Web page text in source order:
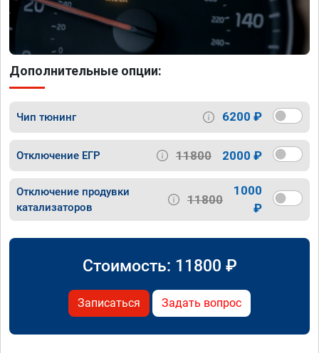
Дополнительные опции:
Чип тюнинг 6200 ₽
Отключение ЕГР 11800 2000 ₽
Отключение продувки
катализаторов
11800
1000
₽
Стоимость: 11800 ₽
Записаться Задать вопрос